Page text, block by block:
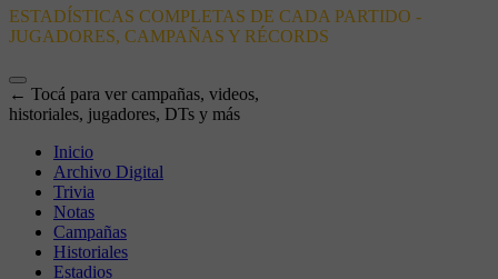
ESTADÍSTICAS COMPLETAS DE CADA PARTIDO -
JUGADORES, CAMPAÑAS Y RÉCORDS
← Tocá para ver campañas, videos,
historiales, jugadores, DTs y más
Inicio
Archivo Digital
Trivia
Notas
Campañas
Historiales
Estadios